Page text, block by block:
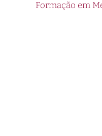
Formação em